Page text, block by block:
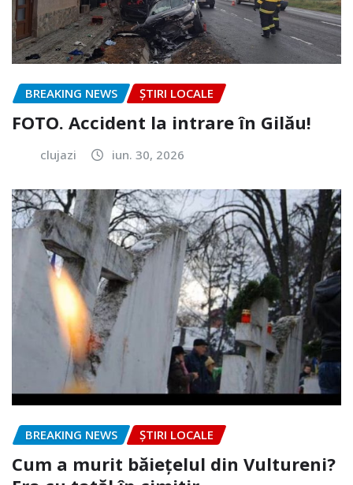
BREAKING NEWS ȘTIRI LOCALE
FOTO. Accident la intrare în Gilău!
clujazi iun. 30, 2026
BREAKING NEWS ȘTIRI LOCALE
Cum a murit băiețelul din Vultureni?